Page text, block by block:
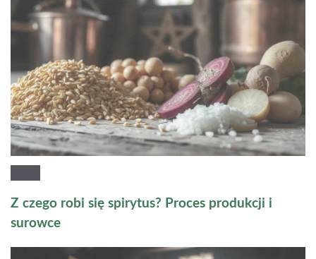
Z czego robi się spirytus? Proces produkcji i
surowce